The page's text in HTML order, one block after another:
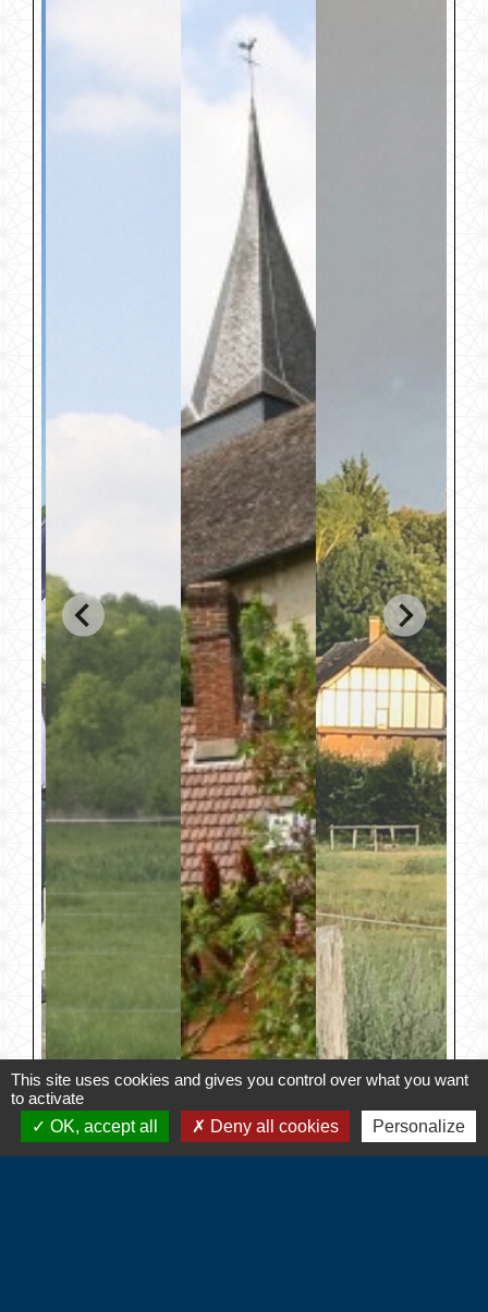
This site uses cookies and gives you control over what you want
to activate
OK, accept all
Deny all cookies Personalize